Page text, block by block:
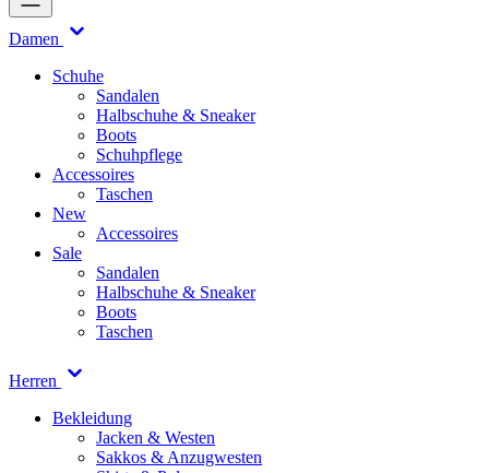
Damen
Schuhe
Sandalen
Halbschuhe & Sneaker
Boots
Schuhpflege
Accessoires
Taschen
New
Accessoires
Sale
Sandalen
Halbschuhe & Sneaker
Boots
Taschen
Herren
Bekleidung
Jacken & Westen
Sakkos & Anzugwesten